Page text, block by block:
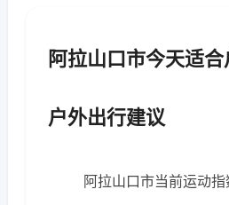
阿拉山口市今天适合
户外出行建议
阿拉山口市当前运动指